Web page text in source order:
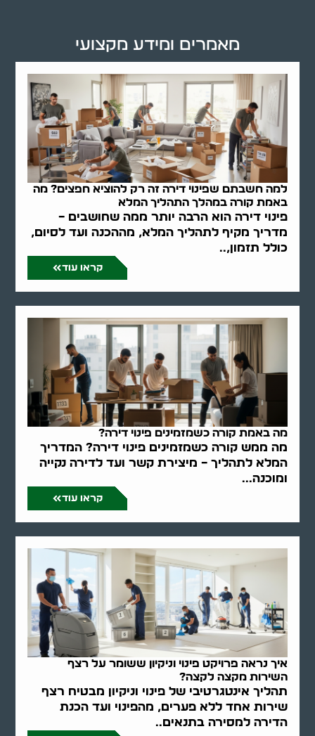
למה חשבתם שפינוי דירה זה רק להוציא חפצים? מה
באמת קורה במהלך התהליך המלא
פינוי דירה הוא הרבה יותר ממה שחושבים –
מדריך מקיף לתהליך המלא, מההכנה ועד לסיום,
כולל תזמון,..
קראו עוד
מה באמת קורה כשמזמינים פינוי דירה?
מה ממש קורה כשמזמינים פינוי דירה? המדריך
המלא לתהליך – מיצירת קשר ועד לדירה נקייה
ומוכנה...
קראו עוד
איך נראה פרויקט פינוי וניקיון ששומר על רצף
השירות מקצה לקצה?
תהליך אינטגרטיבי של פינוי וניקיון מבטיח רצף
שירות אחד ללא פערים, מהפינוי ועד הכנת
הדירה למסירה בתנאים..
מאמרים ומידע מקצועי